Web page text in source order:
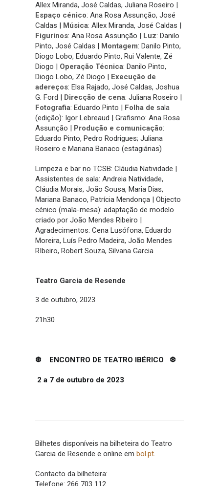
Allex Miranda, José Caldas, Juliana Roseiro |
Espaço cénico: Ana Rosa Assunção, José
Caldas | Música: Allex Miranda, José Caldas |
Figurinos: Ana Rosa Assunção | Luz: Danilo
Pinto, José Caldas | Montagem: Danilo Pinto,
Diogo Lobo, Eduardo Pinto, Rui Valente, Zé
Diogo | Operação Técnica: Danilo Pinto,
Diogo Lobo, Zé Diogo | Execução de
adereços: Elsa Rajado, José Caldas, Joshua
G. Ford | Direcção de cena: Juliana Roseiro |
Fotografia: Eduardo Pinto | Folha de sala
(edição): Igor Lebreaud | Grafismo: Ana Rosa
Assunção | Produção e comunicação:
Eduardo Pinto, Pedro Rodrigues; Juliana
Roseiro e Mariana Banaco (estagiárias)
Limpeza e bar no TCSB: Cláudia Natividade |
Assistentes de sala: Andreia Natividade,
Cláudia Morais, João Sousa, Maria Dias,
Mariana Banaco, Patrícia Mendonça | Objecto
cénico (mala-mesa): adaptação de modelo
criado por João Mendes Ribeiro |
Agradecimentos: Cena Lusófona, Eduardo
Moreira, Luís Pedro Madeira, João Mendes
RIbeiro, Robert Souza, Silvana Garcia
Teatro Garcia de Resende
3 de outubro, 2023
21h30
❆ ENCONTRO DE TEATRO IBÉRICO ❆
2 a 7 de outubro de 2023
Bilhetes disponíveis na bilheteira do Teatro
Garcia de Resende e online em bol.pt.
Contacto da bilheteira:
Telefone: 266 703 112